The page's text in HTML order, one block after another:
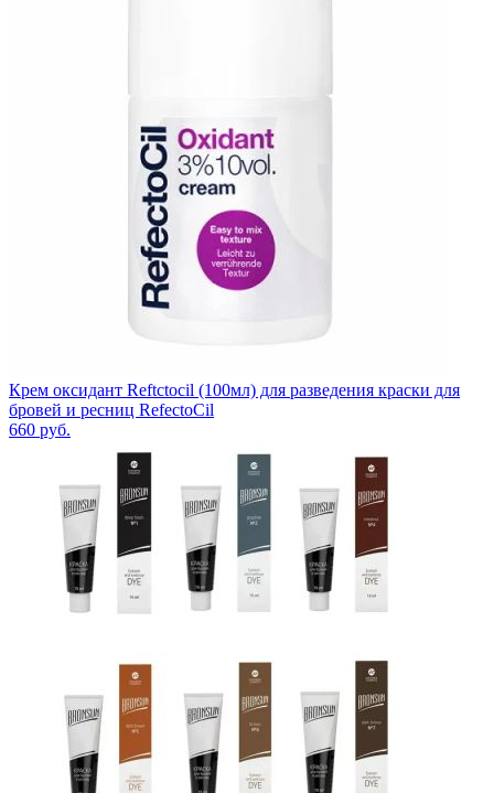
Крем оксидант Reftctocil (100мл) для разведения краски для
бровей и ресниц RefectoCil
660 руб.